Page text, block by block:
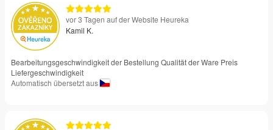
vor 3 Tagen auf der Website Heureka
Kamil K.
Bearbeitungsgeschwindigkeit der Bestellung Qualität der Ware Preis
Liefergeschwindigkeit
Automatisch übersetzt aus